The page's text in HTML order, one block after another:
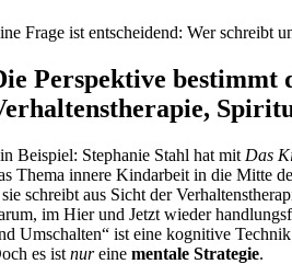
Frage ist entscheidend: Wer schreibt
Perspektive bestimmt
Beispiel: Stephanie Stahl hat mit Das
Thema innere Kindarbeit in die Mitte
schreibt aus Sicht der
im Hier und Jetzt wieder
Umschalten“ ist eine kognitive
es ist nureinementale Strategie.